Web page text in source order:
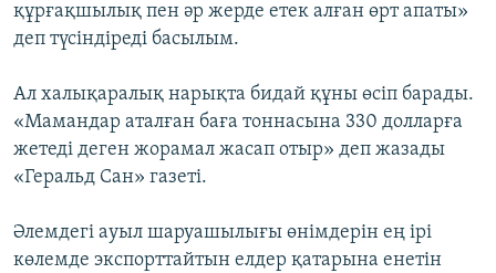
құрғақшылық пен әр жерде етек алған өрт апаты»
деп түсіндіреді басылым.
Ал халықаралық нарықта бидай құны өсіп барады.
«Мамандар аталған баға тоннасына 330 долларға
жетеді деген жорамал жасап отыр» деп жазады
«Геральд Сан» газеті.
Әлемдегі ауыл шаруашылығы өнімдерін ең ірі
көлемде экспорттайтын елдер қатарына енетін